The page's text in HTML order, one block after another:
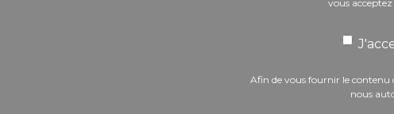
vous
Afin de vous fournir le contenu
nous